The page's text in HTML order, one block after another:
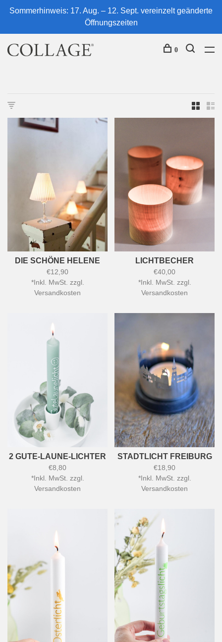
Sommerhinweis: 17. Aug. – 12. Sept. vereinzelt geänderte
Öffnungszeiten
0
DIE SCHÖNE HELENE
€12,90
*Inkl. MwSt. zzgl.
Versandkosten
LICHTBECHER
€40,00
*Inkl. MwSt. zzgl.
Versandkosten
2 GUTE-LAUNE-LICHTER
€8,80
*Inkl. MwSt. zzgl.
Versandkosten
STADTLICHT FREIBURG
€18,90
*Inkl. MwSt. zzgl.
Versandkosten